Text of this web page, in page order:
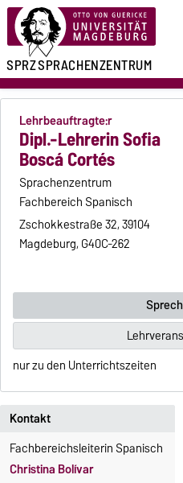
SPRZSPRACHENZENTRUM
Lehrbeauftragte:r
Dipl.-Lehrerin Sofia
Boscá Cortés
Sprachenzentrum
Fachbereich Spanisch
Zschokkestraße 32, 39104
Magdeburg, G40C-262
nur zu den Unterrichtszeiten
Kontakt
Fachbereichsleiterin Spanisch
Christina Bolívar